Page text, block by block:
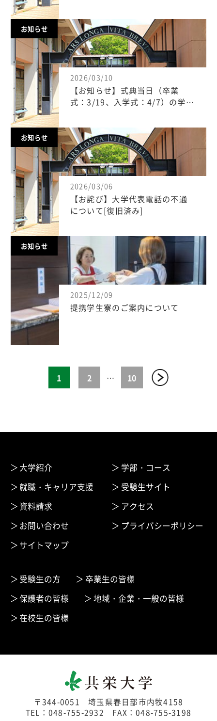
お知らせ
2026/03/10
【お知らせ】式典当日（卒業
式：3/19、入学式：4/7）の学…
お知らせ
2026/03/06
【お詫び】大学代表電話の不通
について[復旧済み]
お知らせ
2025/12/09
提携学生寮のご案内について
1 2 … 10
大学紹介
学部・コース
就職・キャリア支援
受験生サイト
資料請求
アクセス
お問い合わせ
プライバシーポリシー
サイトマップ
受験生の方
卒業生の皆様
保護者の皆様
地域・企業・一般の皆様
在校生の皆様
〒344-0051 埼玉県春日部市内牧4158
TEL：048-755-2932 FAX：048-755-3198